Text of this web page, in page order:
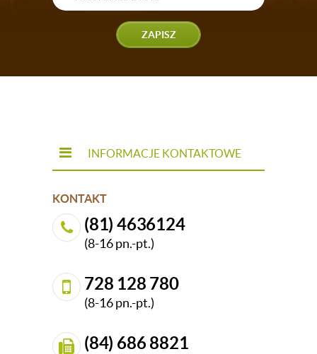
Ciebie idealne rozwiązanie. W naszym sklepie
oferujemy stoliki i ławy do każdego wnętrza,
niezależnie do stylu i aranżacji. Nowoczesne lub
ZAPISZ
INFORMACJE KONTAKTOWE
KONTAKT
(81) 4636124
(8-16 pn.-pt.)
728 128 780
(8-16 pn.-pt.)
(84) 686 8821